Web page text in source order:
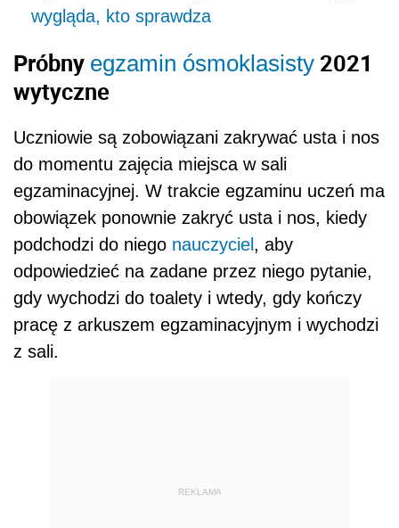
wygląda, kto sprawdza
Próbny egzamin ósmoklasisty 2021
wytyczne
Uczniowie są zobowiązani zakrywać usta i nos
do momentu zajęcia miejsca w sali
egzaminacyjnej. W trakcie egzaminu uczeń ma
obowiązek ponownie zakryć usta i nos, kiedy
podchodzi do niego nauczyciel , aby
odpowiedzieć na zadane przez niego pytanie,
gdy wychodzi do toalety i wtedy, gdy kończy
pracę z arkuszem egzaminacyjnym i wychodzi
z sali.
REKLAMA